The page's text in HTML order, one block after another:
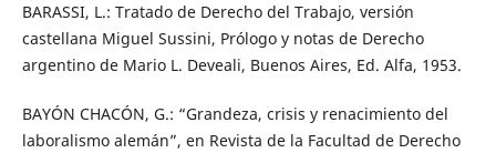
BARASSI, L.: Tratado de Derecho del Trabajo, versión
castellana Miguel Sussini, Prólogo y notas de Derecho
argentino de Mario L. Deveali, Buenos Aires, Ed. Alfa, 1953.
BAYÓN CHACÓN, G.: “Grandeza, crisis y renacimiento del
laboralismo alemán”, en Revista de la Facultad de Derecho